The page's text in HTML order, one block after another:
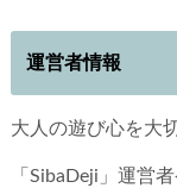
運営者情報
大人の遊び心を大
「SibaDeji」運営